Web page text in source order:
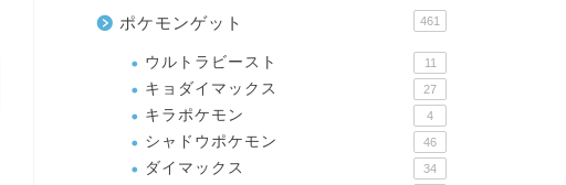
ポケモンゲット 461
ウルトラビースト 11
キョダイマックス 27
キラポケモン 4
シャドウポケモン 46
ダイマックス 34